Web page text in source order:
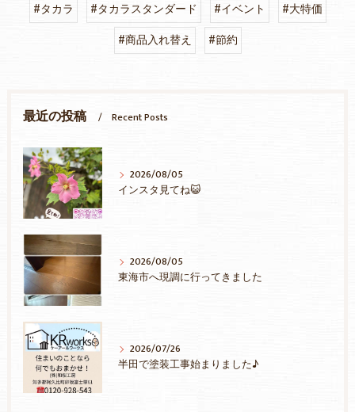
#タカラ
#タカラスタンダード #イベント
#大特価
#商品入れ替え
#節約
最近の投稿 Recent Posts
2026/08/05
インスタ見てね😺
2026/08/05
東海市へ現調に行ってきました
2026/07/26
半田で塗装工事始まりました♪